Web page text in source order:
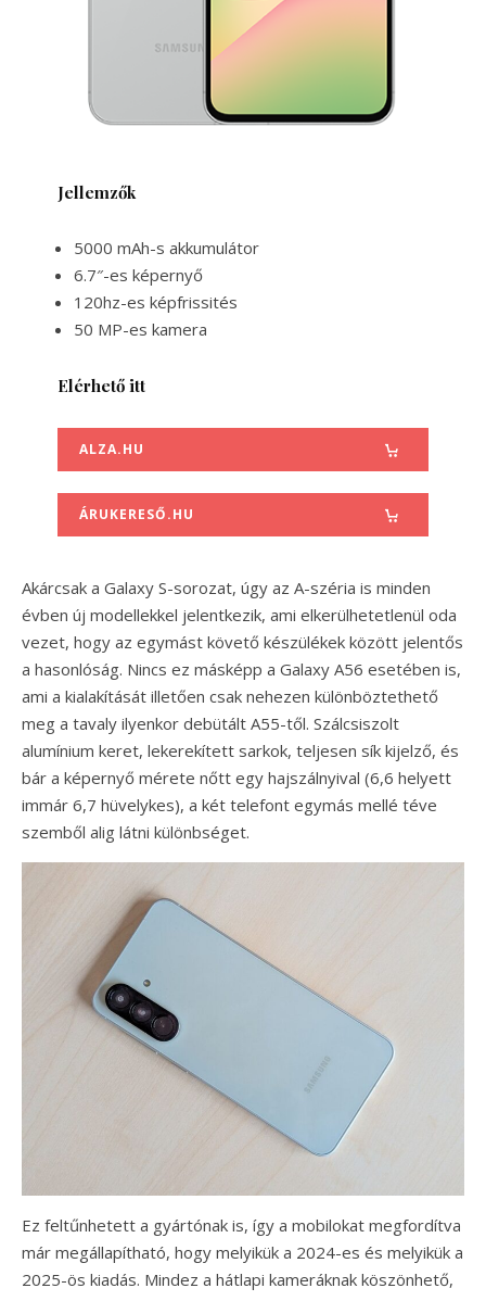
Jellemzők
5000 mAh-s akkumulátor
6.7″-es képernyő
120hz-es képfrissités
50 MP-es kamera
Elérhető itt
ALZA.HU
ÁRUKERESŐ.HU
Akárcsak a Galaxy S-sorozat, úgy az A-széria is minden
évben új modellekkel jelentkezik, ami elkerülhetetlenül oda
vezet, hogy az egymást követő készülékek között jelentős
a hasonlóság. Nincs ez másképp a Galaxy A56 esetében is,
ami a kialakítását illetően csak nehezen különböztethető
meg a tavaly ilyenkor debütált A55-től. Szálcsiszolt
alumínium keret, lekerekített sarkok, teljesen sík kijelző, és
bár a képernyő mérete nőtt egy hajszálnyival (6,6 helyett
immár 6,7 hüvelykes), a két telefont egymás mellé téve
szemből alig látni különbséget.
Ez feltűnhetett a gyártónak is, így a mobilokat megfordítva
már megállapítható, hogy melyikük a 2024-es és melyikük a
2025-ös kiadás. Mindez a hátlapi kameráknak köszönhető,